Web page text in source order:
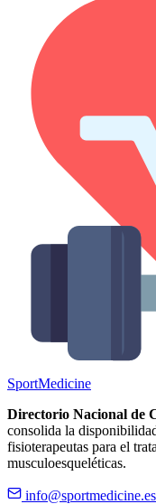
SportMedicine
Directorio Nacional de
consolida la
fisioterapeutas para el
musculoesqueléticas.
info@sportmedicine.es